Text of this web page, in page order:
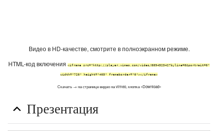
Видео в HD-качестве, смотрите в полноэкранном режиме.
HTML-код включения <iframe src="http://player.vimeo.com/video/889452342?byline=0&portrait=0"
width="720" height="405" frameborder="0"></iframe>
Скачать → на странице видео на vimeo, кнопка «Download»
Презентация